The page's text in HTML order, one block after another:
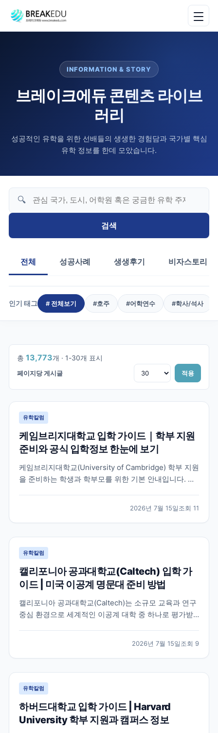
INFORMATION & STORY
브레이크에듀 콘텐츠 라이브
러리
성공적인 유학을 위한 선배들의 생생한 경험담과 국가별 핵심
유학 정보를 한데 모았습니다.
🔍
검색
전체 성공사례 생생후기 비자스토리
인기 태그 # 전체보기 #호주 #어학연수 #학사/석사
총 13,773개 · 1-30개 표시
페이지당 게시글 적용
1/460
유학칼럼
케임브리지대학교 입학 가이드｜학부 지원
준비와 공식 입학정보 한눈에 보기
케임브리지대학교(University of Cambridge) 학부 지원
을 준비하는 학생과 학부모를 위한 기본 안내입니다. 공
2026년 7월 15일조회 11
유학칼럼
캘리포니아 공과대학교(Caltech) 입학 가
이드 | 미국 이공계 명문대 준비 방법
캘리포니아 공과대학교(Caltech)는 소규모 교육과 연구
중심 환경으로 세계적인 이공계 대학 중 하나로 평가받
2026년 7월 15일조회 9
유학칼럼
하버드대학교 입학 가이드 | Harvard
University 학부 지원과 캠퍼스 정보